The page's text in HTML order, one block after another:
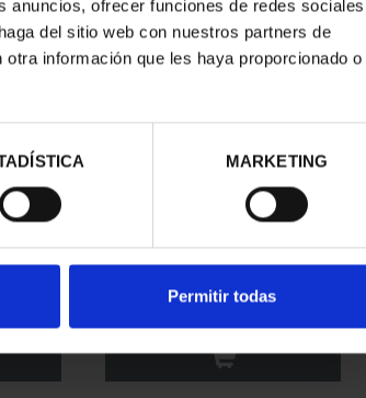
anuncios, ofrecer funciones de redes sociales
del sitio web con nuestros partners de
información que les haya proporcionado o
MARKETING
Permitir todas
-
CAPITALES ESPAÑOLAS -
73,00 €